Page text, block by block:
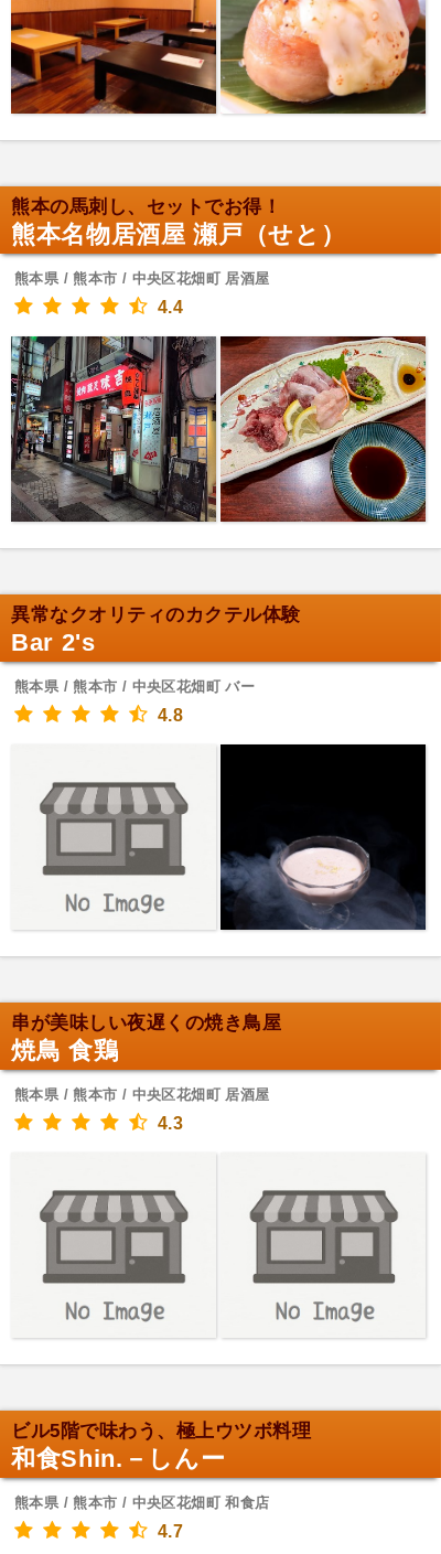
熊本の馬刺し、セットでお得！
熊本名物居酒屋 瀬戸（せと）
熊本県 / 熊本市 / 中央区花畑町 居酒屋
4.4
異常なクオリティのカクテル体験
Bar 2's
熊本県 / 熊本市 / 中央区花畑町 バー
4.8
串が美味しい夜遅くの焼き鳥屋
焼鳥 食鶏
熊本県 / 熊本市 / 中央区花畑町 居酒屋
4.3
ビル5階で味わう、極上ウツボ料理
和食Shin.－しんー
熊本県 / 熊本市 / 中央区花畑町 和食店
4.7